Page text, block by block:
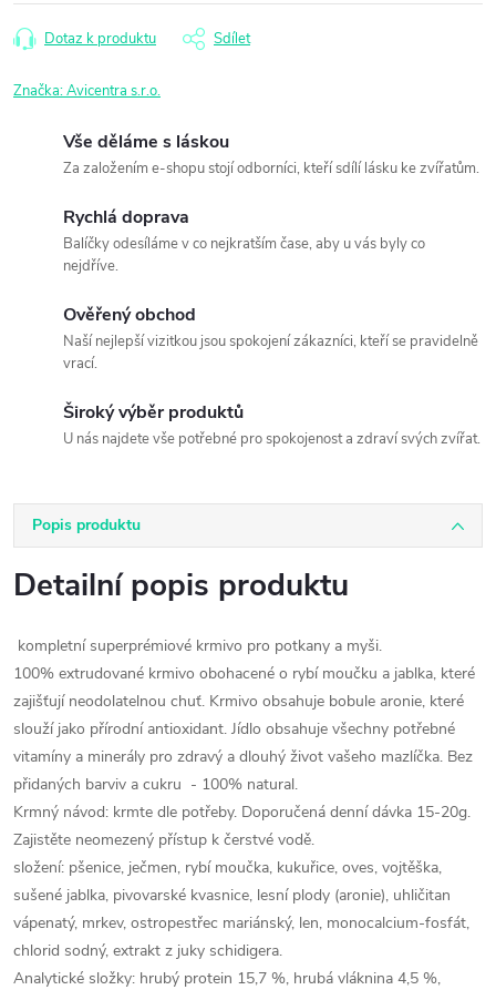
Dotaz k produktu Sdílet
Značka:Avicentra s.r.o.
Vše děláme s láskou
Za založením e-shopu stojí odborníci, kteří sdílí lásku ke zvířatům.
Rychlá doprava
Balíčky odesíláme v co nejkratším čase, aby u vás byly co
nejdříve.
Ověřený obchod
Naší nejlepší vizitkou jsou spokojení zákazníci, kteří se pravidelně
vrací.
Široký výběr produktů
U nás najdete vše potřebné pro spokojenost a zdraví svých zvířat.
Popis produktu
Detailní popis produktu
kompletní superprémiové krmivo pro potkany a myši.
100% extrudované krmivo obohacené o rybí moučku a jablka, které
zajišťují neodolatelnou chuť. Krmivo obsahuje bobule aronie, které
slouží jako přírodní antioxidant. Jídlo obsahuje všechny potřebné
vitamíny a minerály pro zdravý a dlouhý život vašeho mazlíčka. Bez
přidaných barviv a cukru - 100% natural.
Krmný návod: krmte dle potřeby. Doporučená denní dávka 15-20g.
Zajistěte neomezený přístup k čerstvé vodě.
složení: pšenice, ječmen, rybí moučka, kukuřice, oves, vojtěška,
sušené jablka, pivovarské kvasnice, lesní plody (aronie), uhličitan
vápenatý, mrkev, ostropestřec mariánský, len, monocalcium-fosfát,
chlorid sodný, extrakt z juky schidigera.
Analytické složky: hrubý protein 15,7 %, hrubá vláknina 4,5 %,